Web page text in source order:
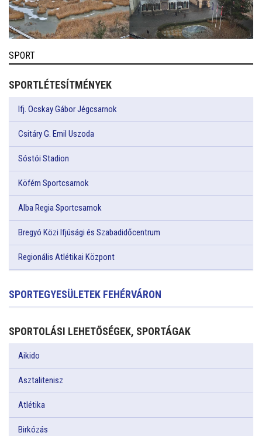
SPORT
SPORTLÉTESÍTMÉNYEK
Ifj. Ocskay Gábor Jégcsarnok
Csitáry G. Emil Uszoda
Sóstói Stadion
Köfém Sportcsarnok
Alba Regia Sportcsarnok
Bregyó Közi Ifjúsági és Szabadidőcentrum
Regionális Atlétikai Központ
SPORTEGYESÜLETEK FEHÉRVÁRON
SPORTOLÁSI LEHETŐSÉGEK, SPORTÁGAK
Aikido
Asztalitenisz
Atlétika
Birkózás